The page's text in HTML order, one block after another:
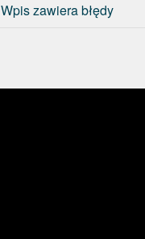
Wpis zawiera błędy